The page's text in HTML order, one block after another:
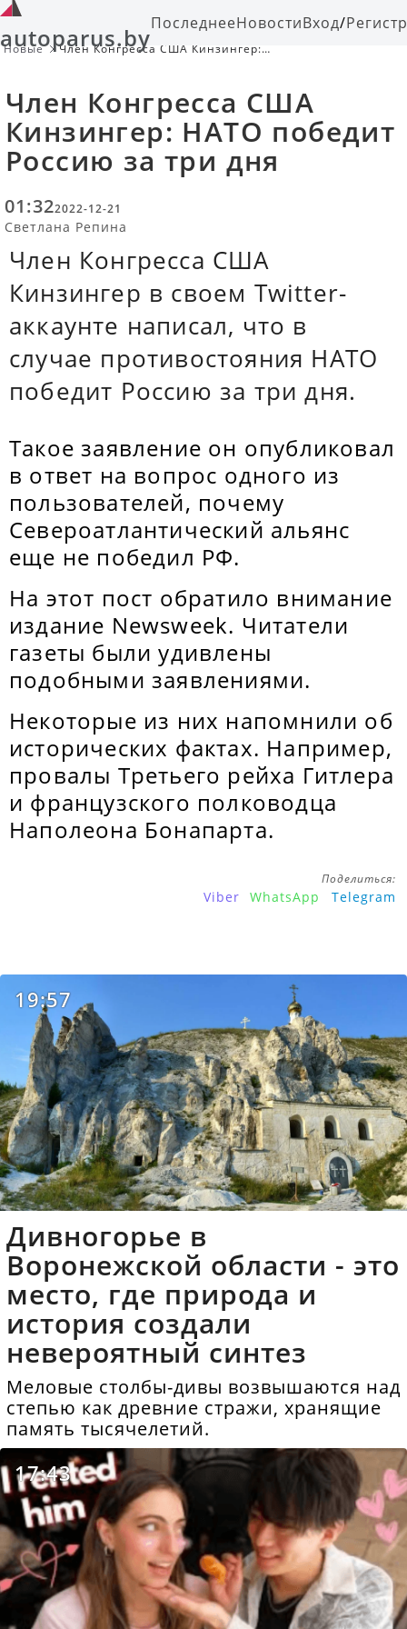
autoparus.byПоследнееНовостиВход/
Новые
Член Конгресса США Кинзингер:
Член Конгресса США
Кинзингер: НАТО победит
Россию за три дня
01:322022-12-21
Светлана Репина
Член Конгресса США
Кинзингер в своем Twitter-
аккаунте написал, что в
случае противостояния НАТО
победит Россию за три дня.
Такое заявление он опубликовал
в ответ на вопрос одного из
пользователей, почему
Североатлантический альянс
еще не победил РФ.
На этот пост обратило внимание
издание Newsweek. Читатели
газеты были удивлены
подобными заявлениями.
Некоторые из них напомнили об
исторических фактах. Например,
провалы Третьего рейха Гитлера
и французского полководца
Наполеона Бонапарта.
Поделиться:
Viber WhatsApp Telegram
19:57
Дивногорье в
Воронежской области - это
место, где природа и
история создали
невероятный синтез
Меловые столбы-дивы возвышаются над
степью как древние стражи, хранящие
память тысячелетий.
17:43